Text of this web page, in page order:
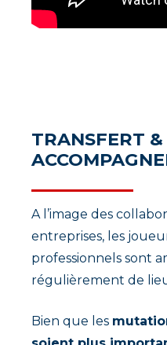
TRANSFERT &
A l’image des
entreprises, les
professionnels sont
régulièrement de
Bien que les